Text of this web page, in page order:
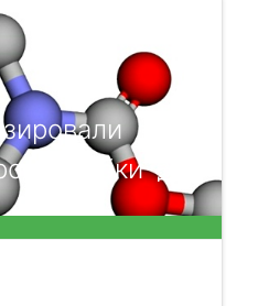
губки 🧬